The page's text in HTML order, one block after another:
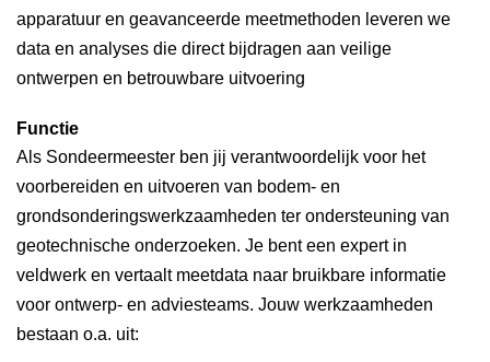
apparatuur en geavanceerde meetmethoden leveren we
data en analyses die direct bijdragen aan veilige
ontwerpen en betrouwbare uitvoering
Functie
Als Sondeermeester ben jij verantwoordelijk voor het
voorbereiden en uitvoeren van bodem- en
grondsonderingswerkzaamheden ter ondersteuning van
geotechnische onderzoeken. Je bent een expert in
veldwerk en vertaalt meetdata naar bruikbare informatie
voor ontwerp- en adviesteams. Jouw werkzaamheden
bestaan o.a. uit: